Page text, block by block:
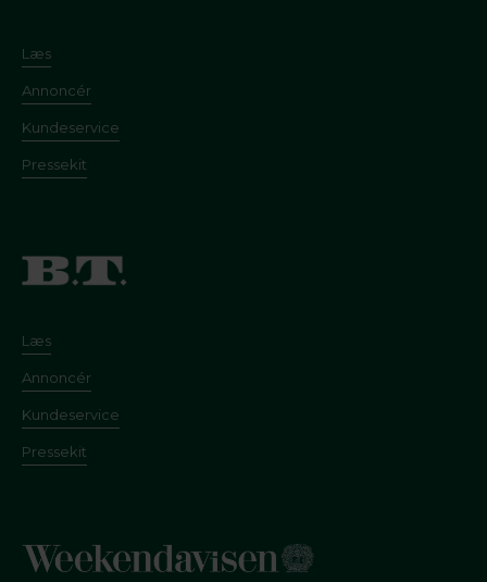
Læs
Annoncér
Kundeservice
Pressekit
Læs
Annoncér
Kundeservice
Pressekit